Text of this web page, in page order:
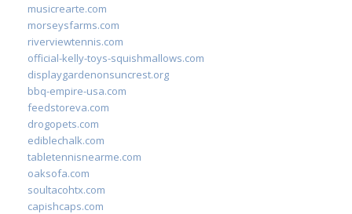
musicrearte.com
morseysfarms.com
riverviewtennis.com
official-kelly-toys-squishmallows.com
displaygardenonsuncrest.org
bbq-empire-usa.com
feedstoreva.com
drogopets.com
ediblechalk.com
tabletennisnearme.com
oaksofa.com
soultacohtx.com
capishcaps.com